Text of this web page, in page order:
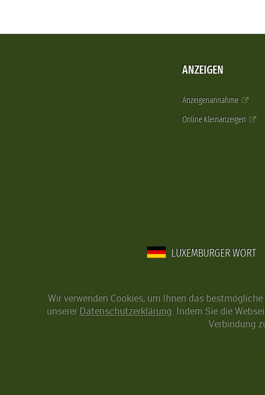
ANZEIGEN
Anzeigenannahme
Online Kleinanzeigen
LUXEMBURGER WORT
Wir verwenden Cookies, um Ihnen das
unserer Datenschutzerklärung. Indem Sie die
Verbindung